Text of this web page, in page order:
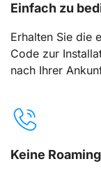
Einfach zu
Erhalten Sie die
Code zur
nach Ihrer
Keine